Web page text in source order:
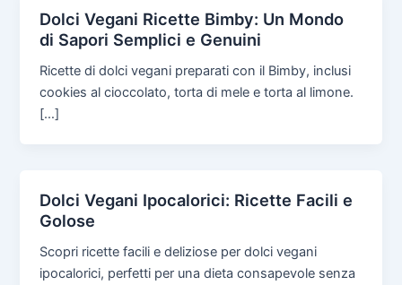
Dolci Vegani Ricette Bimby: Un Mondo
di Sapori Semplici e Genuini
Ricette di dolci vegani preparati con il Bimby, inclusi
cookies al cioccolato, torta di mele e torta al limone.
[…]
Dolci Vegani Ipocalorici: Ricette Facili e
Golose
Scopri ricette facili e deliziose per dolci vegani
ipocalorici, perfetti per una dieta consapevole senza